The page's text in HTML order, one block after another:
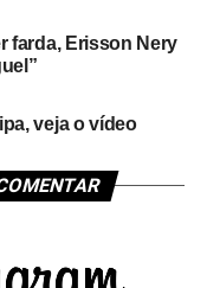
farda, Erisson Nery
veja o vídeo